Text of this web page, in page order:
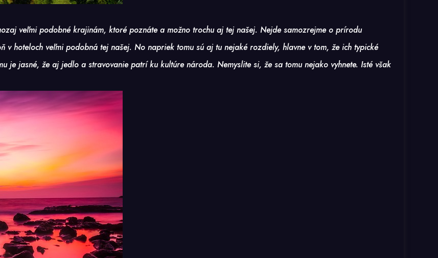
veľmi podobné krajinám, ktoré poznáte a možno trochu aj tej našej. Nejde samozrejme o prírodu
hoteloch veľmi podobná tej našej. No napriek tomu sú aj tu nejaké rozdiely, hlavne v tom, že ich typické
je jasné, že aj jedlo a stravovanie patrí ku kultúre národa. Nemyslite si, že sa tomu nejako vyhnete. Isté však